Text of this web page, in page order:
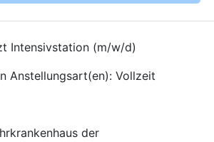
Intensivstation (m/w/d)
Anstellungsart(en): Vollzeit
der